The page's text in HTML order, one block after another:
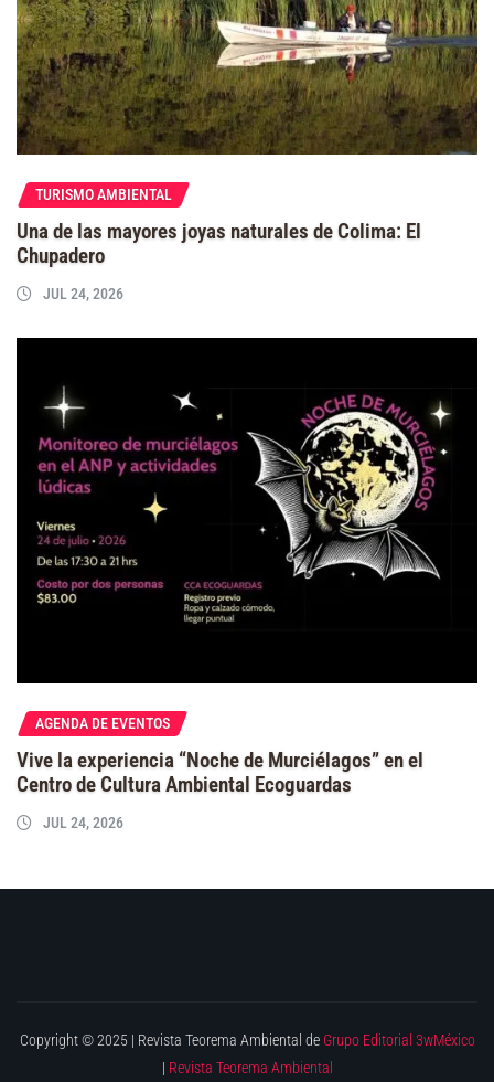
TURISMO AMBIENTAL
Una de las mayores joyas naturales de Colima: El
Chupadero
JUL 24, 2026
AGENDA DE EVENTOS
Vive la experiencia “Noche de Murciélagos” en el
Centro de Cultura Ambiental Ecoguardas
JUL 24, 2026
Copyright © 2025 | Revista Teorema Ambiental de Grupo Editorial 3wMéxico
| Revista Teorema Ambiental